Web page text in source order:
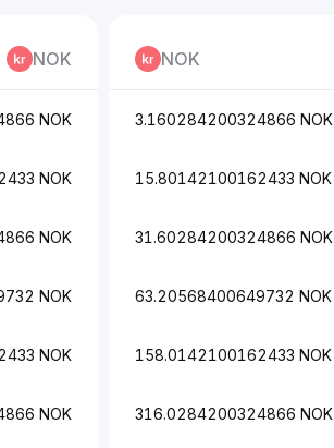
NOK
NOK
NOK
NOK
NOK
NOK
NOK
NOK
3.160284200324866 NOK
15.80142100162433 NOK
31.60284200324866 NOK
63.20568400649732 NOK
158.0142100162433 NOK
316.0284200324866 NOK